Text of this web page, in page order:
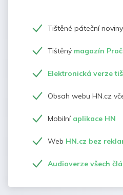
Tištěné páteční
Tištěný magazín
Elektronická verze
Obsah webu HN.cz
Mobilní aplikace HN
Web HN.cz bez
Audioverze všech